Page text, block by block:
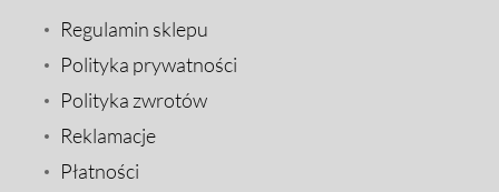
Regulamin sklepu
Polityka prywatności
Polityka zwrotów
Reklamacje
Płatności